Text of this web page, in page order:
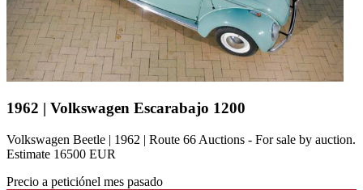
1962 | Volkswagen Escarabajo 1200
Volkswagen Beetle | 1962 | Route 66 Auctions - For sale by auction.
Estimate 16500 EUR
Precio a peticiónel mes pasado